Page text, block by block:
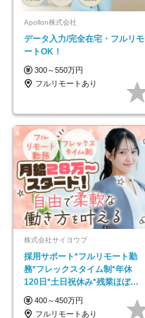
Apollon株式会社
データ入力/完全在宅・フルリモ
ートOK！
300～550万円
フルリモートあり
株式会社サイヨウブ
採用サポート*フルリモート勤
務*フレックスタイム制*年休
120日*土日祝休み*残業ほぼな
し*育児中社員8割以上
400～450万円
フルリモートあり